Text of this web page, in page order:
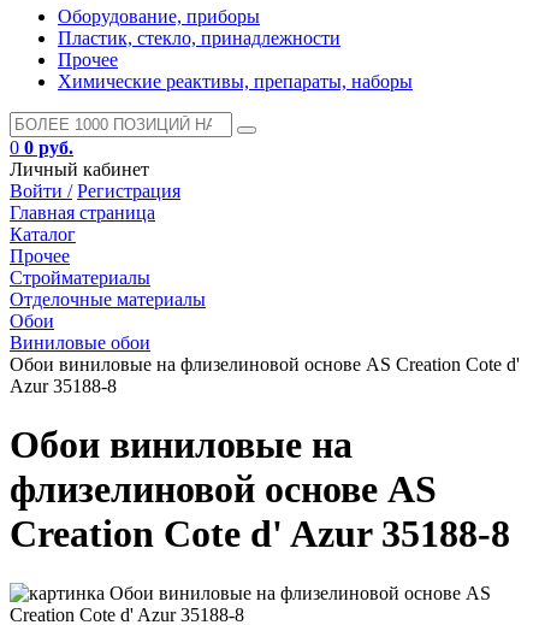
Оборудование, приборы
Пластик, стекло, принадлежности
Прочее
Химические реактивы, препараты, наборы
0 0 руб.
Личный кабинет
Войти / Регистрация
Главная страница
Каталог
Прочее
Стройматериалы
Отделочные материалы
Обои
Виниловые обои
Обои виниловые на флизелиновой основе AS Creation Cote d'
Azur 35188-8
Обои виниловые на
флизелиновой основе AS
Creation Cote d' Azur 35188-8